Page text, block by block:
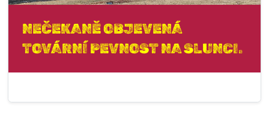
NEČEKANĚ OBJEVENÁ
TOVÁRNÍ PEVNOST NA SLUNCI.